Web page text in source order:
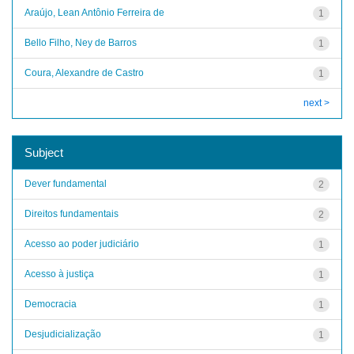
1
Araújo, Lean Antônio Ferreira de
1
Bello Filho, Ney de Barros
1
Coura, Alexandre de Castro
next >
Subject
2
Dever fundamental
2
Direitos fundamentais
1
Acesso ao poder judiciário
1
Acesso à justiça
1
Democracia
1
Desjudicialização